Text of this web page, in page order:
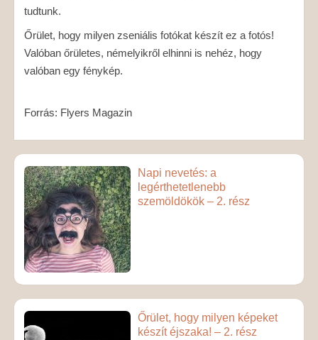
tudtunk.
Őrület, hogy milyen zseniális fotókat készít ez a fotós!
Valóban őrületes, némelyikről elhinni is nehéz, hogy
valóban egy fénykép.
Forrás: Flyers Magazin
Napi nevetés: a
legérthetetlenebb
szemöldökök – 2. rész
Őrület, hogy milyen képeket
készít éjszaka! – 2. rész